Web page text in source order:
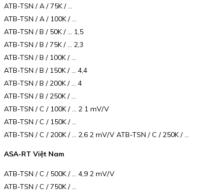
ATB-TSN / A / 75K / …
ATB-TSN / A / 100K / …
ATB-TSN / B / 50K / … 1,5
ATB-TSN / B / 75K / … 2,3
ATB-TSN / B / 100K / …
ATB-TSN / B / 150K / … 4,4
ATB-TSN / B / 200K / … 4
ATB-TSN / B / 250K / …
ATB-TSN / C / 100K / … 2 1 mV/V
ATB-TSN / C / 150K / …
ATB-TSN / C / 200K / … 2,6 2 mV/V ATB-TSN / C / 250K / …
ASA-RT Việt Nam
ATB-TSN / C / 500K / … 4,9 2 mV/V
ATB-TSN / C / 750K / …